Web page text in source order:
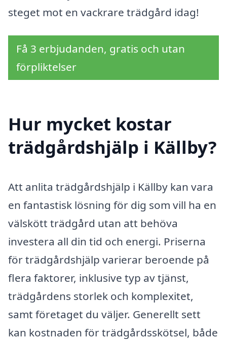
steget mot en vackrare trädgård idag!
Få 3 erbjudanden, gratis och utan
förpliktelser
Hur mycket kostar
trädgårdshjälp i Källby?
Att anlita trädgårdshjälp i Källby kan vara
en fantastisk lösning för dig som vill ha en
välskött trädgård utan att behöva
investera all din tid och energi. Priserna
för trädgårdshjälp varierar beroende på
flera faktorer, inklusive typ av tjänst,
trädgårdens storlek och komplexitet,
samt företaget du väljer. Generellt sett
kan kostnaden för trädgårdsskötsel, både